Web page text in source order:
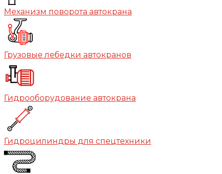
Механизм поворота автокрана
Грузовые лебедки автокранов
Гидрооборудование автокрана
Гидроцилиндры для спецтехники